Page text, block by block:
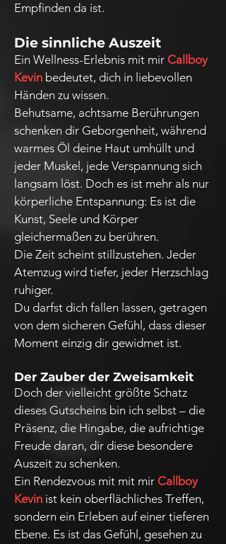
Empfinden da ist.
Die sinnliche Auszeit
Ein Wellness-Erlebnis mit mir Callboy
Kevin bedeutet, dich in liebevollen
Händen zu wissen.
Behutsame, achtsame Berührungen
schenken dir Geborgenheit, während
warmes Öl deine Haut umhüllt und
jeder Muskel, jede Verspannung sich
langsam löst. Doch es ist mehr als nur
körperliche Entspannung: Es ist die
Kunst, Seele und Körper
gleichermaßen zu berühren.
Die Zeit scheint stillzustehen. Jeder
Atemzug wird tiefer, jeder Herzschlag
ruhiger.
Du darfst dich fallen lassen, getragen
von dem sicheren Gefühl, dass dieser
Moment einzig dir gewidmet ist.
Der Zauber der Zweisamkeit
Doch der vielleicht größte Schatz
dieses Gutscheins bin ich selbst – die
Präsenz, die Hingabe, die aufrichtige
Freude daran, dir diese besondere
Auszeit zu schenken.
Ein Rendezvous mit mit mir Callboy
Kevin ist kein oberflächliches Treffen,
sondern ein Erleben auf einer tieferen
Ebene. Es ist das Gefühl, gesehen zu